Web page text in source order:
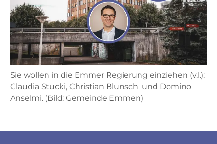
Sie wollen in die Emmer Regierung einziehen (v.l.):
Claudia Stucki, Christian Blunschi und Domino
Anselmi. (Bild: Gemeinde Emmen)